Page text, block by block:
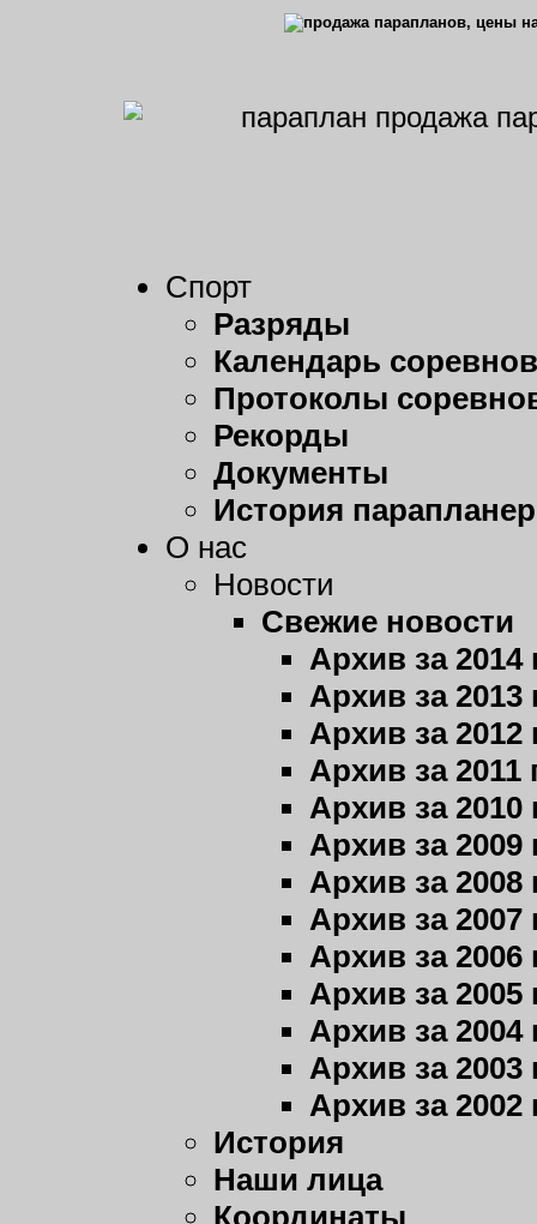
Спорт
Разряды
Календарь
Протоколы
Рекорды
Документы
История
О нас
Новости
Свежие новости
Архив за 2014
Архив за 2013
Архив за 2012
Архив за 2011
Архив за 2010
Архив за 2009
Архив за 2008
Архив за 2007
Архив за 2006
Архив за 2005
Архив за 2004
Архив за 2003
Архив за 2002
История
Наши лица